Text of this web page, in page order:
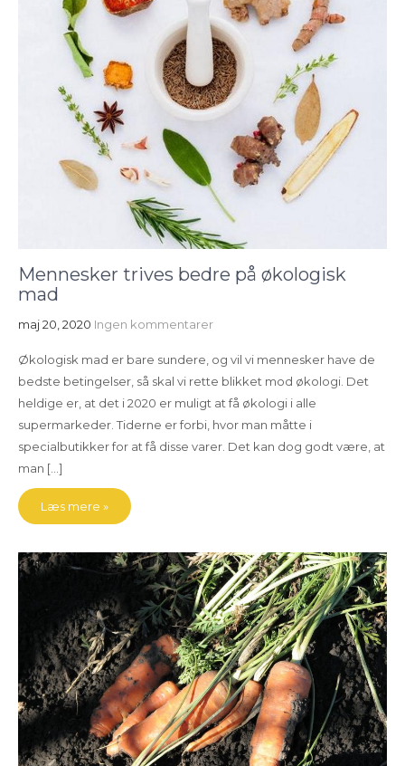
Mennesker trives bedre på økologisk
mad
maj 20, 2020 Ingen kommentarer
Økologisk mad er bare sundere, og vil vi mennesker have de
bedste betingelser, så skal vi rette blikket mod økologi. Det
heldige er, at det i 2020 er muligt at få økologi i alle
supermarkeder. Tiderne er forbi, hvor man måtte i
specialbutikker for at få disse varer. Det kan dog godt være, at
man […]
Læs mere »